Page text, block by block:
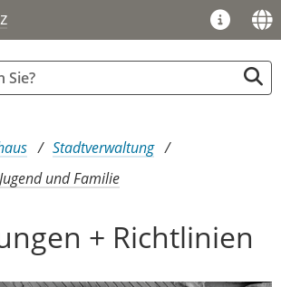
Stadtverwaltung
Jugend und Familie
+ Richtlinien